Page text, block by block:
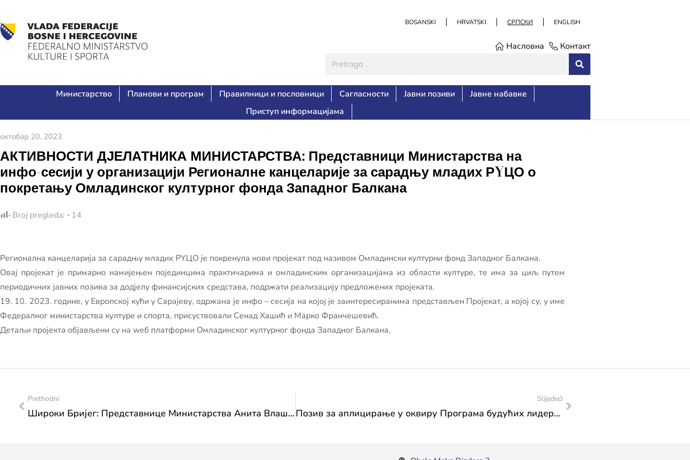
BOSANSKI HRVATSKI СРПСКИ ENGLISH
Насловна Контакт
Министарство Планови и програм Правилници и пословници Сагласности Јавни позиви
Јавне набавке
Приступ информацијама
октобар 20, 2023
АКТИВНОСТИ ДЈЕЛАТНИКА МИНИСТАРСТВА: Представници Министарства на
инфо-сесији у организацији Регионалне канцеларије за сарадњу младих РYЦО о
покретању Омладинског културног фонда Западног Балкана
Broj pregleda: 14
Регионална канцеларија за сарадњу младих РYЦО је покренула нови пројекат под називом Омладински културни фонд Западног Балкана.
Овај пројекат је примарно намијењен појединцима практичарима и омладинским организацијама из области културе, те има за циљ путем
периодичних јавних позива за додјелу финансијских средстава, подржати реализацију предложених пројеката.
19. 10. 2023. године, у Европској кући у Сарајеву, одржана је инфо – сесија на којој је заинтересиранима представљен Пројекат, а којој су, у име
Федералног министарства културе и спорта, присуствовали Сенад Хашић и Марко Франчешевић.
Детаљи пројекта објављени су на wеб платформи Омладинског културног фонда Западног Балкана.
Prethodni
Широки Бријег: Представнице Министарства Анита Влашић и Мирела Милићевић Шечић учествовале на конференцији „Дигитализација, архивирање, очување и промоција нематеријалне културне баштине“
Slijedeći
Позив за аплицирање у оквиру Програма будућих лидера одрживости (Футуре Сунстаинабилитy Леадерс програм – ФСЛ) за 2024. годину